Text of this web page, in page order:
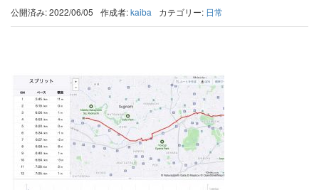
公開済み: 2022/06/05 作成者:kaiba カテゴリー: 日常